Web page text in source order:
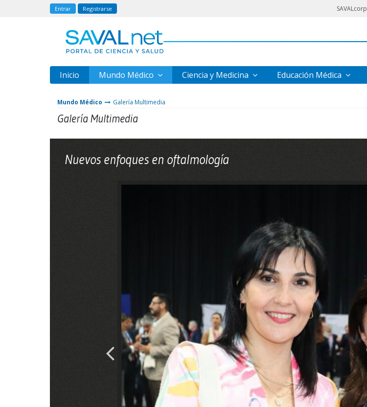
Entrar Registrarse SAVALcorp
Inicio Mundo Médico Ciencia y Medicina Educación Médica
Mundo Médico Galería Multimedia
Galería Multimedia
Nuevos enfoques en oftalmología